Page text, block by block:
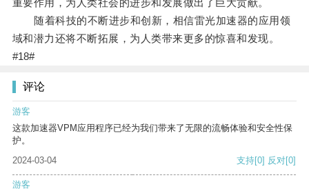
重要作用，为人类社会的进步和发展做出了巨大贡献。
随着科技的不断进步和创新，相信雷光加速器的应用领
域和潜力还将不断拓展，为人类带来更多的惊喜和发现。
#18#
评论
游客
这款加速器VPM应用程序已经为我们带来了无限的流畅体验和安全性保
护。
2024-03-04
支持[0] 反对[0]
游客